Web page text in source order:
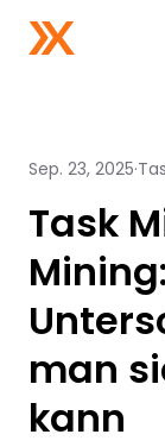
Sep. 23, 2025
Task
man
kann